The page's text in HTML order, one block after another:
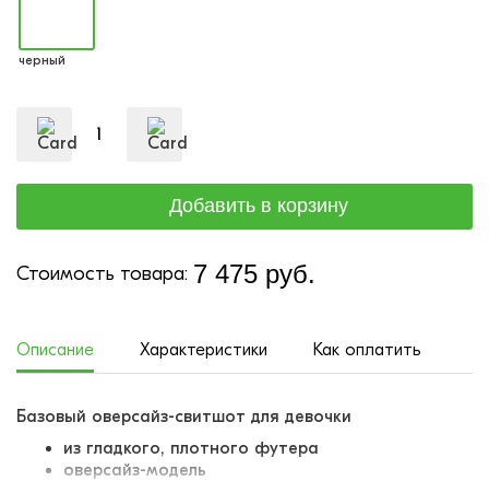
черный
Стоимость товара: 7 475 руб.
Описание Характеристики Как оплатить
Базовый оверсайз-свитшот для девочки
из гладкого, плотного футера
оверсайз-модель